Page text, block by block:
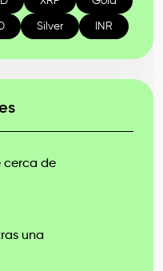
Silver INR
cerca de
una